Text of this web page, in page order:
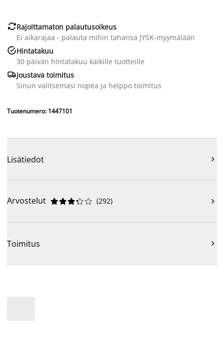
Rajoittamaton palautusoikeus
Ei aikarajaa - palauta mihin tahansa JYSK-myymälään
Hintatakuu
30 päivän hintatakuu kaikille tuotteille
Joustava toimitus
Sinun valitsemasi nopea ja helppo toimitus
Tuotenumero: 1447101
Lisätiedot 
Arvostelut 




 (292) 
Toimitus 